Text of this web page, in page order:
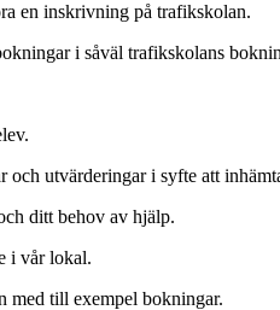
inskrivning på trafikskolan.
i såväl trafikskolans
utvärderingar i syfte att inhämta
ditt behov av hjälp.
vår lokal.
till exempel bokningar.